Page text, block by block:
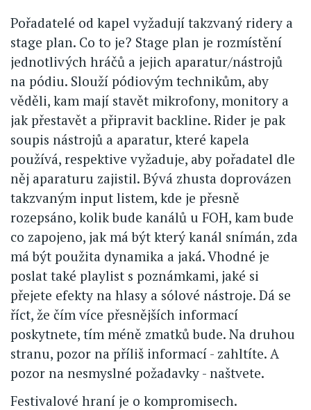
Pořadatelé od kapel vyžadují takzvaný ridery a
stage plan. Co to je? Stage plan je rozmístění
jednotlivých hráčů a jejich aparatur/nástrojů
na pódiu. Slouží pódiovým technikům, aby
věděli, kam mají stavět mikrofony, monitory a
jak přestavět a připravit backline. Rider je pak
soupis nástrojů a aparatur, které kapela
používá, respektive vyžaduje, aby pořadatel dle
něj aparaturu zajistil. Bývá zhusta doprovázen
takzvaným input listem, kde je přesně
rozepsáno, kolik bude kanálů u FOH, kam bude
co zapojeno, jak má být který kanál snímán, zda
má být použita dynamika a jaká. Vhodné je
poslat také playlist s poznámkami, jaké si
přejete efekty na hlasy a sólové nástroje. Dá se
říct, že čím více přesnějších informací
poskytnete, tím méně zmatků bude. Na druhou
stranu, pozor na příliš informací - zahltíte. A
pozor na nesmyslné požadavky - naštvete.
Festivalové hraní je o kompromisech.